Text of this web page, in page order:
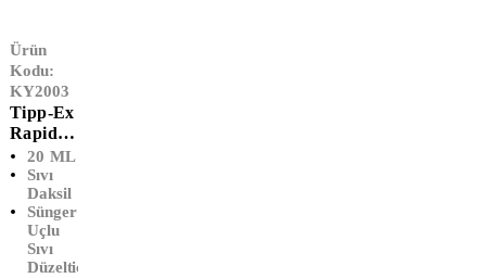
Ürün
Kodu:
KY2003
Tipp-Ex
Rapid
Sıvı
Düzeltici
Daksil
(20 ML)
20 ML
Sıvı
Daksil
Sünger
Uçlu
Sıvı
Düzeltici